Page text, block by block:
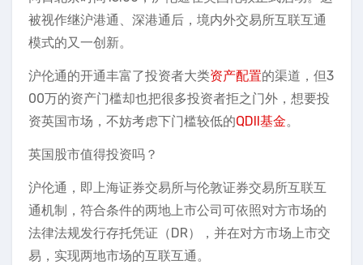
被视作继沪港通、深港通后，境内外交易所互联互通
模式的又一创新。
沪伦通的开通丰富了投资者大类资产配置的渠道，但3
00万的资产门槛却也把很多投资者拒之门外，想要投
资英国市场，不妨考虑下门槛较低的QDII基金。
英国股市值得投资吗？
沪伦通，即上海证券交易所与伦敦证券交易所互联互
通机制，符合条件的两地上市公司可依照对方市场的
法律法规发行存托凭证（DR），并在对方市场上市交
易，实现两地市场的互联互通。